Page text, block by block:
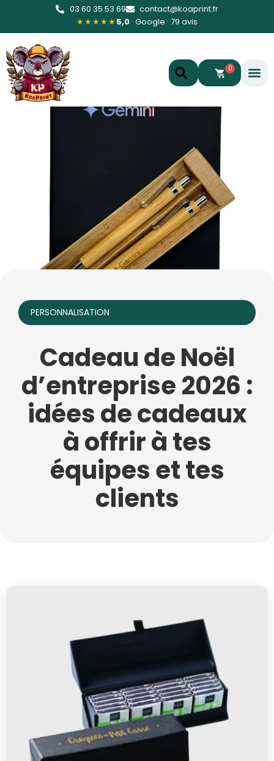
03 60 35 53 69
contact@koaprint.fr
★★★★★5,0 · Google · 79 avis
0
PERSONNALISATION
Cadeau de Noël
d’entreprise 2026 :
idées de cadeaux
à offrir à tes
équipes et tes
clients